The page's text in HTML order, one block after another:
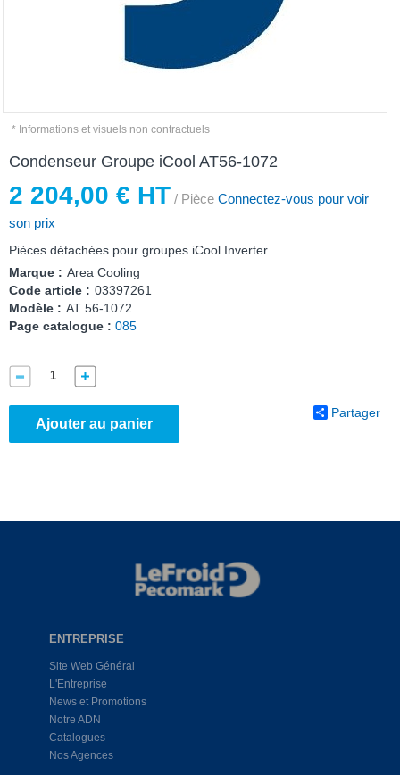
* Informations et visuels non contractuels
Condenseur Groupe iCool AT56-1072
2 204,00 € HT / Pièce Connectez-vous pour voir
son prix
Pièces détachées pour groupes iCool Inverter
Marque : Area Cooling
Code article : 03397261
Modèle : AT 56-1072
Page catalogue : 085
Ajouter au panier
Partager
ENTREPRISE
Site Web Général
L'Entreprise
News et Promotions
Notre ADN
Catalogues
Nos Agences